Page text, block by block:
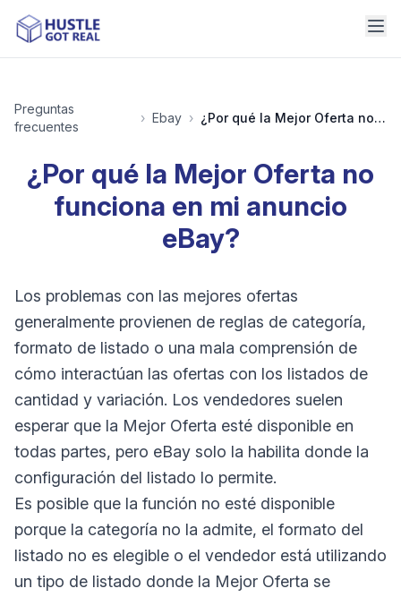
Preguntas
frecuentes
› Ebay › ¿Por qué la Mejor Oferta no funciona en mi anuncio eBay?
¿Por qué la Mejor Oferta no
funciona en mi anuncio
eBay?
Los problemas con las mejores ofertas
generalmente provienen de reglas de categoría,
formato de listado o una mala comprensión de
cómo interactúan las ofertas con los listados de
cantidad y variación. Los vendedores suelen
esperar que la Mejor Oferta esté disponible en
todas partes, pero eBay solo la habilita donde la
configuración del listado lo permite.
Es posible que la función no esté disponible
porque la categoría no la admite, el formato del
listado no es elegible o el vendedor está utilizando
un tipo de listado donde la Mejor Oferta se